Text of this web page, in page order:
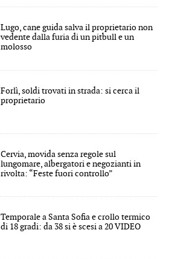
Lugo, cane guida salva il proprietario non
vedente dalla furia di un pitbull e un
molosso
Forlì, soldi trovati in strada: si cerca il
proprietario
Cervia, movida senza regole sul
lungomare, albergatori e negozianti in
rivolta: “Feste fuori controllo”
Temporale a Santa Sofia e crollo termico
di 18 gradi: da 38 si è scesi a 20 VIDEO